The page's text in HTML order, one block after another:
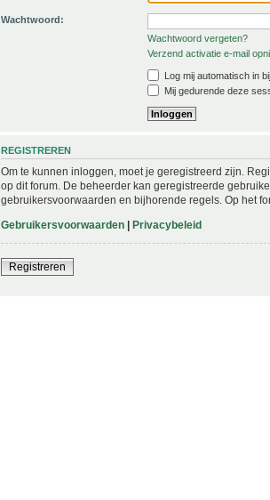
Wachtwoord:
Wachtwoord vergeten?
Verzend activatie e-mail
Log mij automatisch in
Mij gedurende deze
REGISTREREN
Om te kunnen inloggen, moet je geregistreerd zijn.
op dit forum. De beheerder kan geregistreerde
gebruikersvoorwaarden en bijhorende regels. Op het
Gebruikersvoorwaarden | Privacybeleid
Registreren